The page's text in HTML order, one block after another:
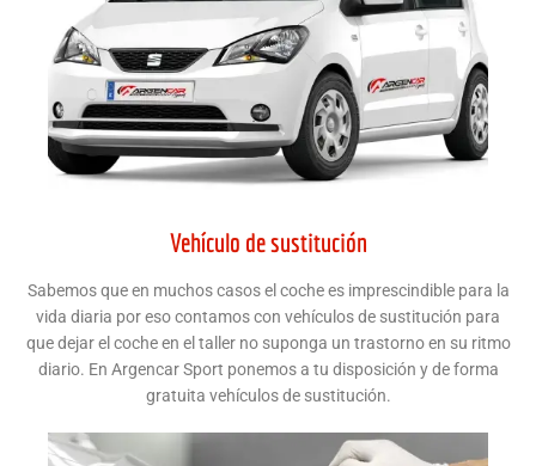
Vehículo de sustitución
Sabemos que en muchos casos el coche es imprescindible para la
vida diaria por eso contamos con vehículos de sustitución para
que dejar el coche en el taller no suponga un trastorno en su ritmo
diario. En Argencar Sport ponemos a tu disposición y de forma
gratuita vehículos de sustitución.